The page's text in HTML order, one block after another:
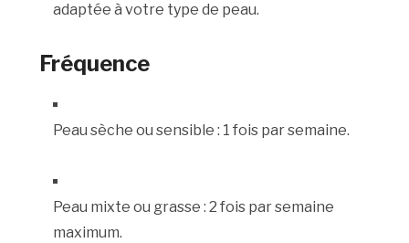
adaptée à votre type de peau.
Fréquence
Peau sèche ou sensible : 1 fois par semaine.
Peau mixte ou grasse : 2 fois par semaine
maximum.